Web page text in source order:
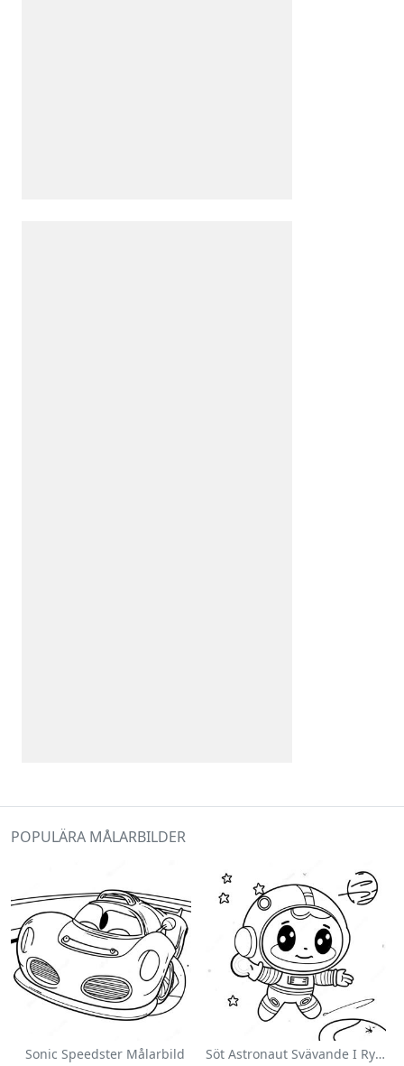
POPULÄRA MÅLARBILDER
Sonic Speedster Målarbild Söt Astronaut Svävande I Rymden Målarbild